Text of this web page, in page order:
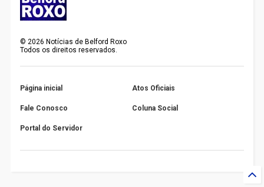
© 2026 Notícias de Belford Roxo
Todos os direitos reservados.
Página inicial Atos Oficiais
Fale Conosco Coluna Social
Portal do Servidor